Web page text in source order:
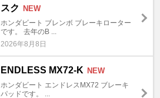
スク
NEW
ホンダビート ブレンボ ブレーキローター
です。 去年のB ...
2026年8月8日
ENDLESS MX72-K NEW
ホンダビート エンドレスMX72 ブレーキ
パッドです。 ...